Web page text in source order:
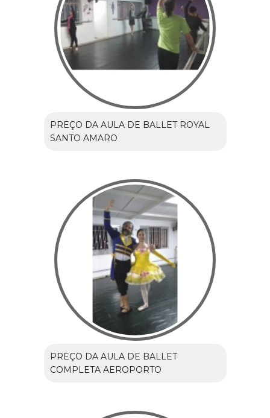
PREÇO DA AULA DE BALLET ROYAL
SANTO AMARO
PREÇO DA AULA DE BALLET
COMPLETA AEROPORTO